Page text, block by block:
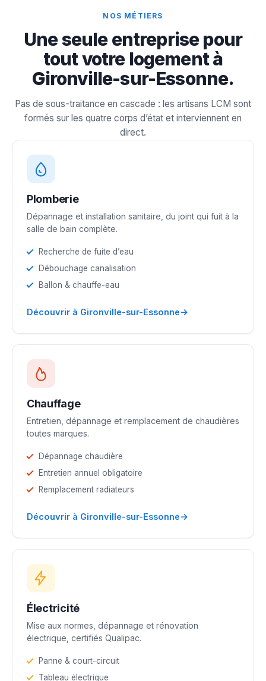
NOS MÉTIERS
Une seule entreprise pour
tout votre logement à
Gironville-sur-Essonne.
Pas de sous-traitance en cascade : les artisans LCM sont
formés sur les quatre corps d’état et interviennent en
direct.
Plomberie
Dépannage et installation sanitaire, du joint qui fuit à la
salle de bain complète.
Recherche de fuite d’eau
Débouchage canalisation
Ballon & chauffe-eau
Découvrir à Gironville-sur-Essonne→
Chauffage
Entretien, dépannage et remplacement de chaudières
toutes marques.
Dépannage chaudière
Entretien annuel obligatoire
Remplacement radiateurs
Découvrir à Gironville-sur-Essonne→
Électricité
Mise aux normes, dépannage et rénovation
électrique, certifiés Qualipac.
Panne & court-circuit
Tableau électrique